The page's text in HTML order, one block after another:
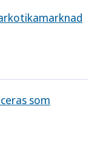
som